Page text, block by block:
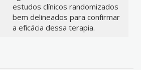
estudos clínicos randomizados
bem delineados para confirmar
a eficácia dessa terapia.